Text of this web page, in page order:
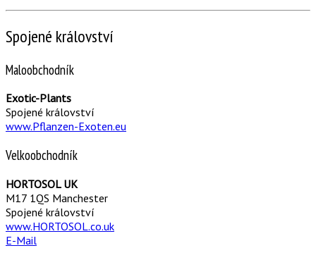
Spojené království
Maloobchodník
Exotic-Plants
Spojené království
www.Pflanzen-Exoten.eu
Velkoobchodník
HORTOSOL UK
M17 1QS Manchester
Spojené království
www.HORTOSOL.co.uk
E-Mail